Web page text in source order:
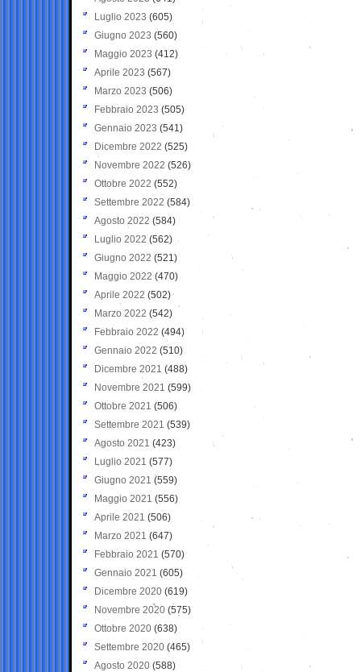
Luglio 2023 (605)
Giugno 2023 (560)
Maggio 2023 (412)
Aprile 2023 (567)
Marzo 2023 (506)
Febbraio 2023 (505)
Gennaio 2023 (541)
Dicembre 2022 (525)
Novembre 2022 (526)
Ottobre 2022 (552)
Settembre 2022 (584)
Agosto 2022 (584)
Luglio 2022 (562)
Giugno 2022 (521)
Maggio 2022 (470)
Aprile 2022 (502)
Marzo 2022 (542)
Febbraio 2022 (494)
Gennaio 2022 (510)
Dicembre 2021 (488)
Novembre 2021 (599)
Ottobre 2021 (506)
Settembre 2021 (539)
Agosto 2021 (423)
Luglio 2021 (577)
Giugno 2021(559)
Maggio 2021 (556)
Aprile 2021 (506)
Marzo 2021 (647)
Febbraio 2021 (570)
Gennaio 2021 (605)
Dicembre 2020 (619)
Novembre 2020 (575)
Ottobre 2020 (638)
Settembre 2020(465)
Agosto 2020 (588)